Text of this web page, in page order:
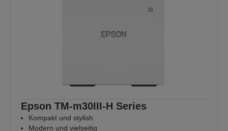
Epson TM-m30III-H Series
Kompakt und stylish
Modern und vielseitig